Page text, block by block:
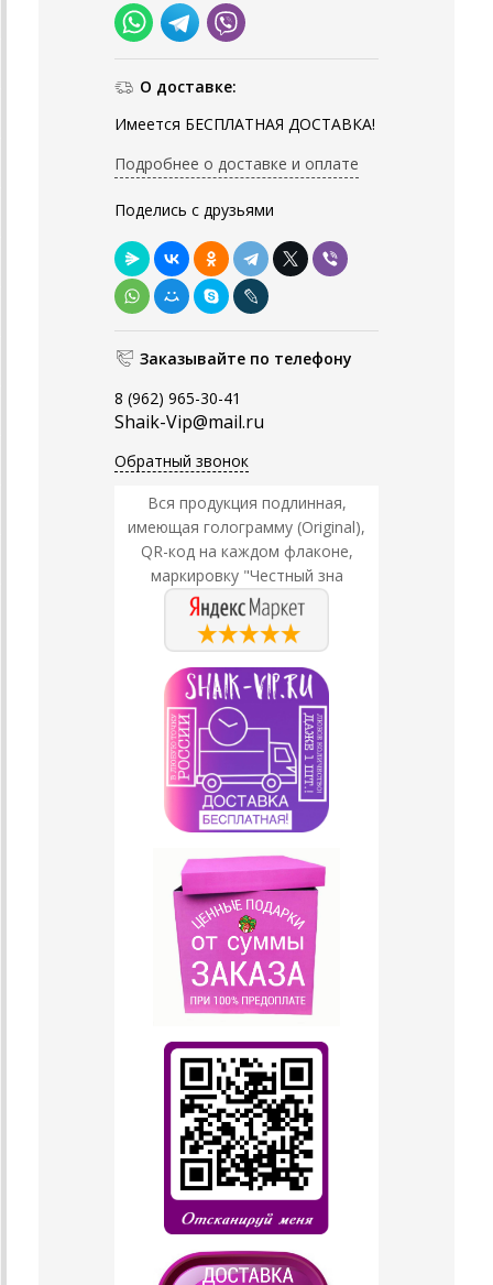
О доставке:
Имеется БЕСПЛАТНАЯ ДОСТАВКА!
Подробнее о доставке и оплате
Поделись с друзьями
Заказывайте по телефону
8 (962) 965-30-41
Shaik-Vip@mail.ru
Обратный звонок
Вся продукция подлинная,
имеющая голограмму (Original),
QR-код на каждом флаконе,
маркировку "Честный зна